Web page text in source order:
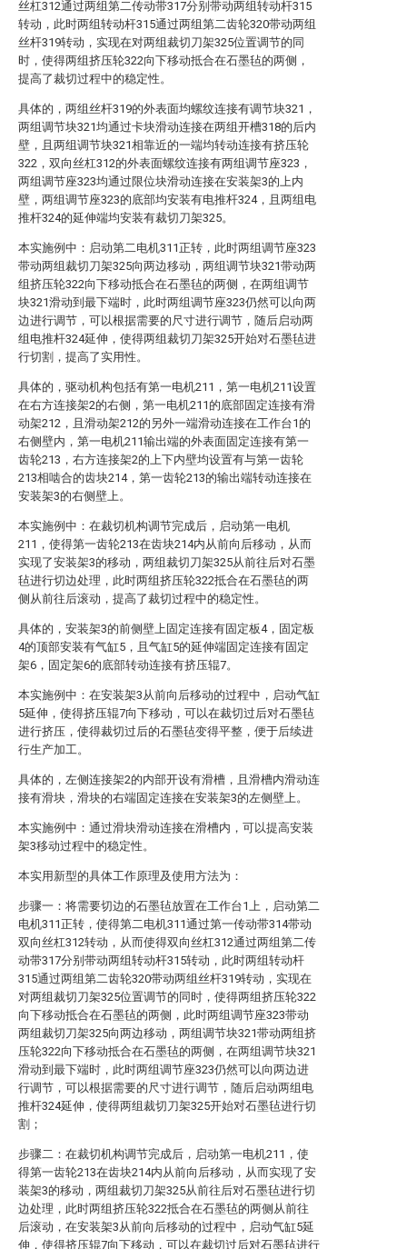
丝杠312通过两组第二传动带317分别带动两组转动杆315
转动，此时两组转动杆315通过两组第二齿轮320带动两组
丝杆319转动，实现在对两组裁切刀架325位置调节的同
时，使得两组挤压轮322向下移动抵合在石墨毡的两侧，
提高了裁切过程中的稳定性。
具体的，两组丝杆319的外表面均螺纹连接有调节块321，
两组调节块321均通过卡块滑动连接在两组开槽318的后内
壁，且两组调节块321相靠近的一端均转动连接有挤压轮
322，双向丝杠312的外表面螺纹连接有两组调节座323，
两组调节座323均通过限位块滑动连接在安装架3的上内
壁，两组调节座323的底部均安装有电推杆324，且两组电
推杆324的延伸端均安装有裁切刀架325。
本实施例中：启动第二电机311正转，此时两组调节座323
带动两组裁切刀架325向两边移动，两组调节块321带动两
组挤压轮322向下移动抵合在石墨毡的两侧，在两组调节
块321滑动到最下端时，此时两组调节座323仍然可以向两
边进行调节，可以根据需要的尺寸进行调节，随后启动两
组电推杆324延伸，使得两组裁切刀架325开始对石墨毡进
行切割，提高了实用性。
具体的，驱动机构包括有第一电机211，第一电机211设置
在右方连接架2的右侧，第一电机211的底部固定连接有滑
动架212，且滑动架212的另外一端滑动连接在工作台1的
右侧壁内，第一电机211输出端的外表面固定连接有第一
齿轮213，右方连接架2的上下内壁均设置有与第一齿轮
213相啮合的齿块214，第一齿轮213的输出端转动连接在
安装架3的右侧壁上。
本实施例中：在裁切机构调节完成后，启动第一电机
211，使得第一齿轮213在齿块214内从前向后移动，从而
实现了安装架3的移动，两组裁切刀架325从前往后对石墨
毡进行切边处理，此时两组挤压轮322抵合在石墨毡的两
侧从前往后滚动，提高了裁切过程中的稳定性。
具体的，安装架3的前侧壁上固定连接有固定板4，固定板
4的顶部安装有气缸5，且气缸5的延伸端固定连接有固定
架6，固定架6的底部转动连接有挤压辊7。
本实施例中：在安装架3从前向后移动的过程中，启动气缸
5延伸，使得挤压辊7向下移动，可以在裁切过后对石墨毡
进行挤压，使得裁切过后的石墨毡变得平整，便于后续进
行生产加工。
具体的，左侧连接架2的内部开设有滑槽，且滑槽内滑动连
接有滑块，滑块的右端固定连接在安装架3的左侧壁上。
本实施例中：通过滑块滑动连接在滑槽内，可以提高安装
架3移动过程中的稳定性。
本实用新型的具体工作原理及使用方法为：
步骤一：将需要切边的石墨毡放置在工作台1上，启动第二
电机311正转，使得第二电机311通过第一传动带314带动
双向丝杠312转动，从而使得双向丝杠312通过两组第二传
动带317分别带动两组转动杆315转动，此时两组转动杆
315通过两组第二齿轮320带动两组丝杆319转动，实现在
对两组裁切刀架325位置调节的同时，使得两组挤压轮322
向下移动抵合在石墨毡的两侧，此时两组调节座323带动
两组裁切刀架325向两边移动，两组调节块321带动两组挤
压轮322向下移动抵合在石墨毡的两侧，在两组调节块321
滑动到最下端时，此时两组调节座323仍然可以向两边进
行调节，可以根据需要的尺寸进行调节，随后启动两组电
推杆324延伸，使得两组裁切刀架325开始对石墨毡进行切
割；
步骤二：在裁切机构调节完成后，启动第一电机211，使
得第一齿轮213在齿块214内从前向后移动，从而实现了安
装架3的移动，两组裁切刀架325从前往后对石墨毡进行切
边处理，此时两组挤压轮322抵合在石墨毡的两侧从前往
后滚动，在安装架3从前向后移动的过程中，启动气缸5延
伸，使得挤压辊7向下移动，可以在裁切过后对石墨毡进行